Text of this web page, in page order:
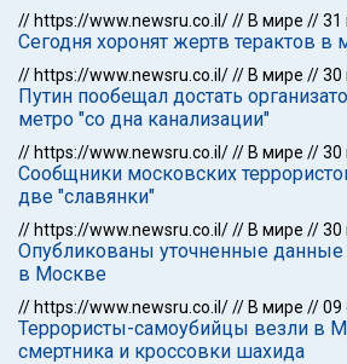
// https://www.newsru.co.il/// В мире //31
Сегодня хоронят жертв терактов
// https://www.newsru.co.il/// В мире //30
Путин пообещал достать
метро "со дна канализации"
// https://www.newsru.co.il/// В мире //30
Сообщники московских
две "славянки"
// https://www.newsru.co.il/// В мире //30
Опубликованы уточненные данные
в Москве
// https://www.newsru.co.il/// В мире //09
Террористы-самоубийцы везли в
смертника и кроссовки шахида